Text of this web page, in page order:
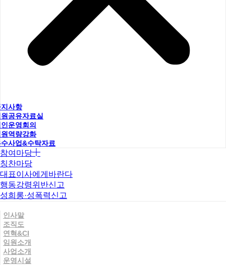
사항
공유자료실
운영회의
역량강화
사업&수탁자료
참여마당
칭찬마당
대표이사에게바란다
행동강령위반신고
성희롱·성폭력신고
인사말
조직도
연혁&CI
임원소개
사업소개
운영시설